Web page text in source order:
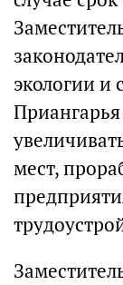
экологии и
мест,